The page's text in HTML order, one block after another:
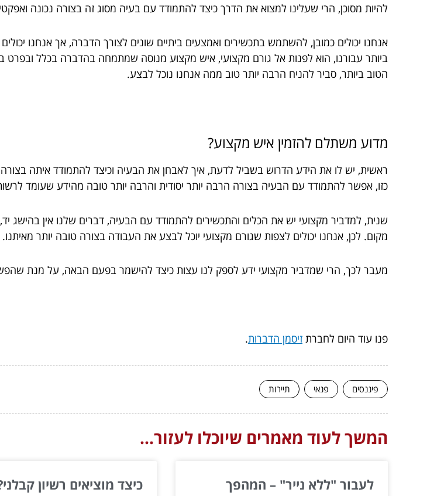
להיות מסוכן, הרי שעלינו למצוא את הדרך כיצד להתמודד עם בעיה מסוג זה בצורה נכונה
אנחנו יכולים כמובן, להשתמש בתכשירים ואמצעים ביתיים שונים לצורך הדברה, אך אנחנו
ביותר עבורנו, הוא לפנות אל גורם מקצועי, איש מקצוע מנוסה שמתמחה בהדברה בכלל ובפרט
הטוב ביותר, סביר להניח הרבה יותר טוב ממה אנחנו נוכל לבצע.
מדוע משתלם להזמין איש מקצוע?
ראשית, יש לו את הידע הדרוש בשביל לדעת, איך לאבחן את הבעיה וכיצד להתמודד איתה
כזו, אפשר להתמודד עם הבעיה בצורה הרבה יותר יסודית והרבה יותר טובה מהידע שעומד
שנית, למדביר מקצועי יש את הכלים והתכשירים להתמודד עם הבעיה, דברים שלנו אין בהישג
מקום. לכן, אנחנו יכולים לצפות שגורם מקצועי יוכל לבצע את העבודה בצורה טובה יותר מאיתנו.
מעבר לכך, הרי שמדביר מקצועי ידע לספק לנו עצות כיצד להישמר בפעם הבאה, על מנת
פנו עוד היום לחברת זיסמן הדברות.
פיננסים פנאי תיירות
המשך לעוד מאמרים שיוכלו לעזור...
לעבור "ללא נייר" – המהפך
כיצד מוציאים רשיון